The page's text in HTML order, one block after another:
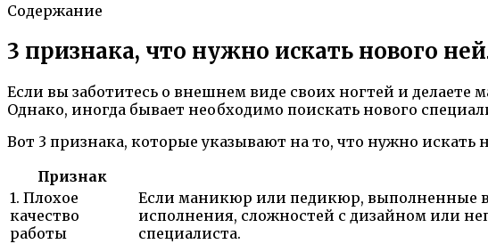
Содержание
3 признака, что нужно искать нового
Если вы заботитесь о внешнем виде своих ногтей и
Однако, иногда бывает необходимо поискать нового
Вот 3 признака, которые указывают на то, что нужно искать
Признак
1. Плохое
качество
работы
Если маникюр или педикюр, выполненные
исполнения, сложностей с дизайном или
специалиста.